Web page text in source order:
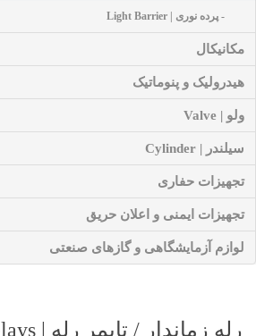
- پرده نوری | Light Barrier
مکانیکال
هیدرولیک و پنوماتیک
ولو | Valve
سیلندر | Cylinder
تجهیزات حفاری
تجهیزات ایمنی و اعلان حریق
لوازم آزمایشگاهی و گازهای صنعتی
رله زماندار / تایمر رله | Timer Relays